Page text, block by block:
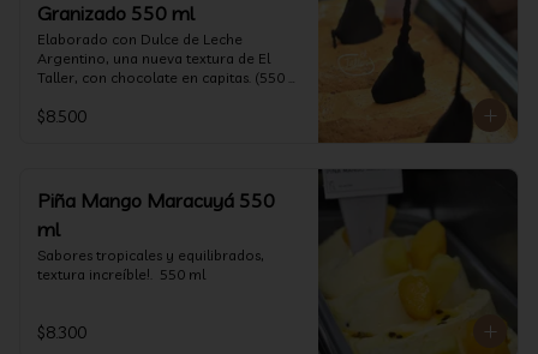
Granizado 550 ml
Elaborado con Dulce de Leche
Argentino, una nueva textura de El
Taller, con chocolate en capitas. (550
$8.500
Piña Mango Maracuyá 550
ml
Sabores tropicales y equilibrados,
textura increíble!.  550 ml
$8.300